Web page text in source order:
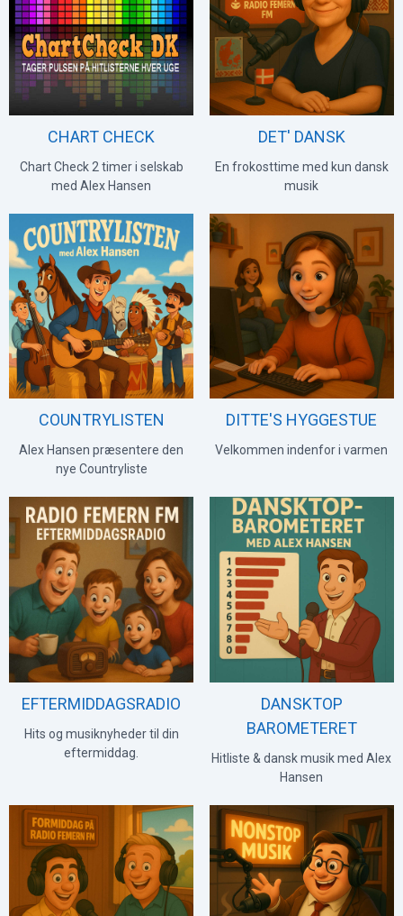
CHART CHECK
Chart Check 2 timer i selskab
med Alex Hansen
DET' DANSK
En frokosttime med kun dansk
musik
COUNTRYLISTEN
Alex Hansen præsentere den
nye Countryliste
DITTE'S HYGGESTUE
Velkommen indenfor i varmen
EFTERMIDDAGSRADIO
Hits og musiknyheder til din
eftermiddag.
DANSKTOP
BAROMETERET
Hitliste & dansk musik med Alex
Hansen